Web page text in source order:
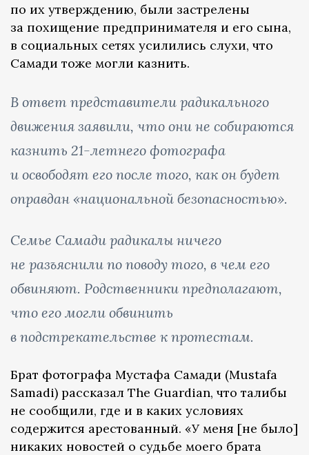
по их утверждению, были застрелены
за похищение предпринимателя и его сына,
в социальных сетях усилились слухи, что
Самади тоже могли казнить.
В ответ представители радикального
движения заявили, что они не собираются
казнить 21-летнего фотографа
и освободят его после того, как он будет
оправдан «национальной безопасностью».
Семье Самади радикалы ничего
не разъяснили по поводу того, в чем его
обвиняют. Родственники предполагают,
что его могли обвинить
в подстрекательстве к протестам.
Брат фотографа Мустафа Самади (Mustafa
Samadi) рассказал The Guardian, что талибы
не сообщили, где и в каких условиях
содержится арестованный. «У меня [не было]
никаких новостей о судьбе моего брата